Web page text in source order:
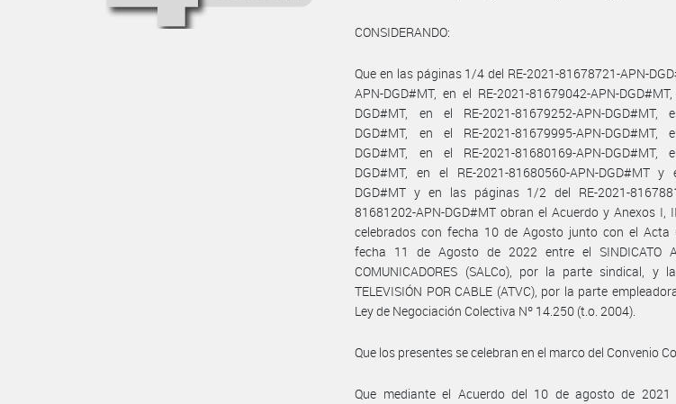
CONSIDERANDO:
Que en las páginas 1/4 del RE-2021-81678721-APN-
APN-DGD#MT, en el RE-2021-81679042-APN-
DGD#MT, en el RE-2021-81679252-APN-DGD#MT,
DGD#MT, en el RE-2021-81679995-APN-DGD#MT,
DGD#MT, en el RE-2021-81680169-APN-DGD#MT,
DGD#MT, en el RE-2021-81680560-APN-DGD#MT y
DGD#MT y en las páginas 1/2 del RE-2021-
81681202-APN-DGD#MT obran el Acuerdo y Anexos I,
celebrados con fecha 10 de Agosto junto con el Acta
fecha 11 de Agosto de 2022 entre el SINDICATO
COMUNICADORES (SALCo), por la parte sindical, y
TELEVISIÓN POR CABLE (ATVC), por la parte
Ley de Negociación Colectiva Nº 14.250 (t.o. 2004).
Que los presentes se celebran en el marco del Convenio
Que mediante el Acuerdo del 10 de agosto de